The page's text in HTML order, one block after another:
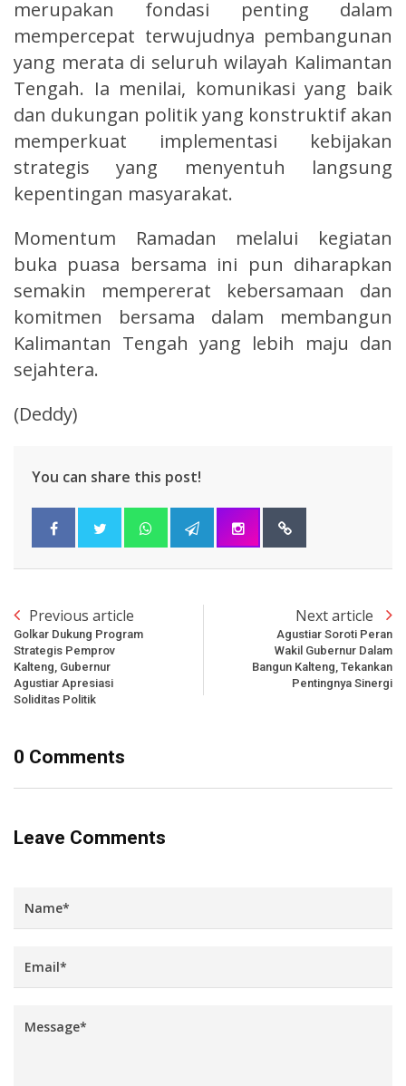
merupakan fondasi penting dalam
mempercepat terwujudnya pembangunan
yang merata di seluruh wilayah Kalimantan
Tengah. Ia menilai, komunikasi yang baik
dan dukungan politik yang konstruktif akan
memperkuat implementasi kebijakan
strategis yang menyentuh langsung
kepentingan masyarakat.
Momentum Ramadan melalui kegiatan
buka puasa bersama ini pun diharapkan
semakin mempererat kebersamaan dan
komitmen bersama dalam membangun
Kalimantan Tengah yang lebih maju dan
sejahtera.
(Deddy)
You can share this post!
Previous article
Golkar Dukung Program
Strategis Pemprov
Kalteng, Gubernur
Agustiar Apresiasi
Soliditas Politik
Next article
Agustiar Soroti Peran
Wakil Gubernur Dalam
Bangun Kalteng, Tekankan
Pentingnya Sinergi
0 Comments
Leave Comments